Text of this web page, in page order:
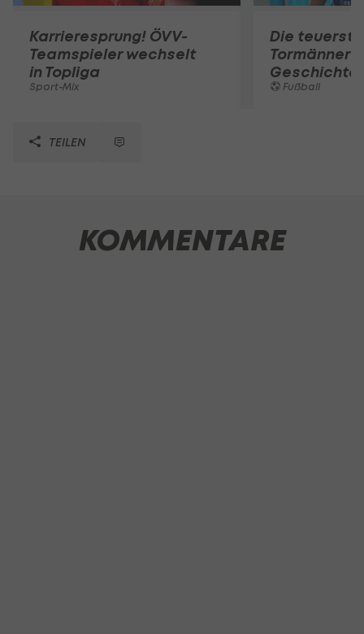
Karrieresprung! ÖVV-
Teamspieler wechselt
in Topliga
Sport-Mix
Die
Tormänner
Geschichte
Fußball
TEILEN
KOMMENTARE